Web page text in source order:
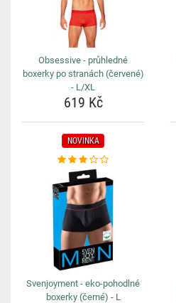
Obsessive - průhledné
boxerky po stranách (červené)
- L/XL
619 Kč
NOVINKA
Svenjoyment - eko-pohodlné
boxerky (černé) - L